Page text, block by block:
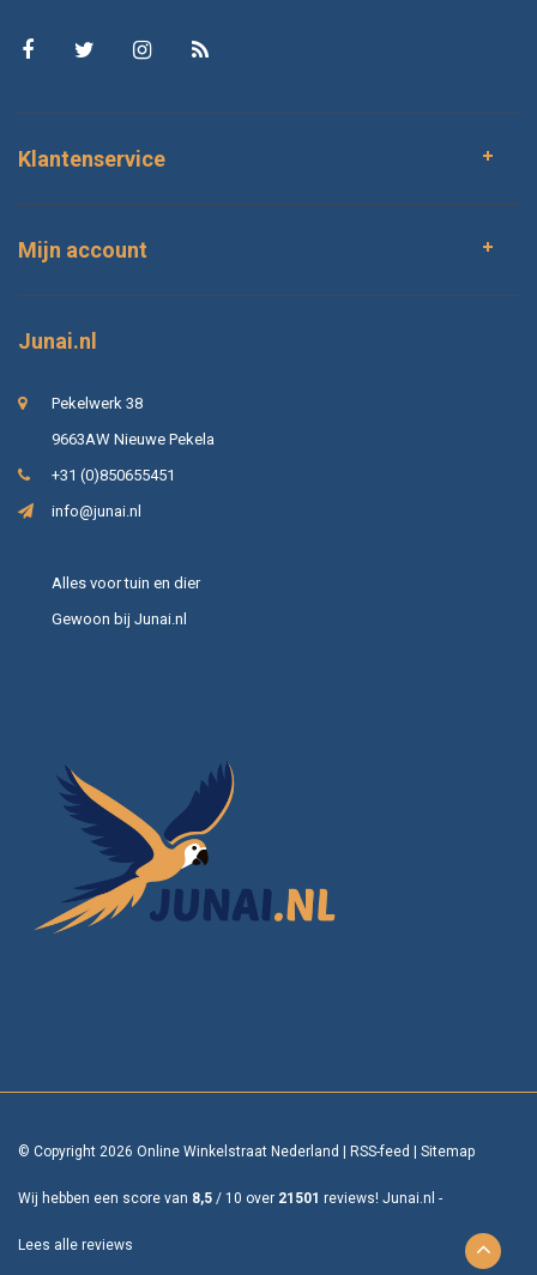
Klantenservice
Mijn account
Junai.nl
Pekelwerk 38
9663AW Nieuwe Pekela
+31 (0)850655451
info@junai.nl
Alles voor tuin en dier
Gewoon bij Junai.nl
© Copyright 2026 Online Winkelstraat Nederland RSS-feed Sitemap
Wij hebben een score van 8,5 / 10 over 21501 reviews! Junai.nl -
Lees alle reviews